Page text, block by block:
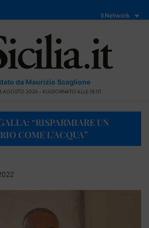
Il Network
da Maurizio Scaglione
AGOSTO 2026 - AGGIORNATO ALLE 18:01
“RISPARMIARE UN
COME L’ACQUA”